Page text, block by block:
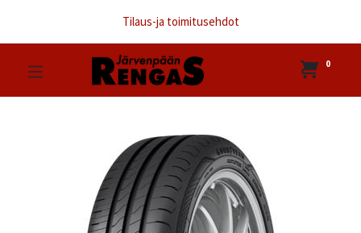
Tilaus-ja toimitusehdot
0